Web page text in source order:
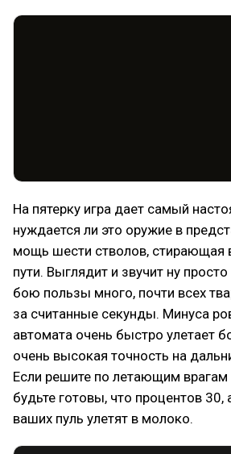
На пятерку игра дает самый
нуждается ли это оружие в
мощь шести стволов, стирающая
пути. Выглядит и звучит ну
бою пользы много, почти всех
за считанные секунды. Минуса
автомата очень быстро улетает
очень высокая точность на
Если решите по летающим врагам
будьте готовы, что процентов 30,
ваших пуль улетят в молоко.